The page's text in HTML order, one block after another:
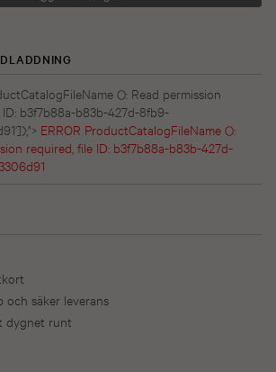
(): Read permission
b3f7b88a-b83b-427d-8fb9-
ERROR ProductCatalogFileName ():
required, file ID: b3f7b88a-b83b-427d-
och säker leverans
dygnet runt